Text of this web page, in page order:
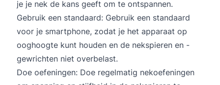
je je nek de kans geeft om te ontspannen.
Gebruik een standaard: Gebruik een standaard
voor je smartphone, zodat je het apparaat op
ooghoogte kunt houden en de nekspieren en -
gewrichten niet overbelast.
Doe oefeningen: Doe regelmatig nekoefeningen